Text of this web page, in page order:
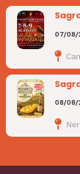
07/08/
08/08/